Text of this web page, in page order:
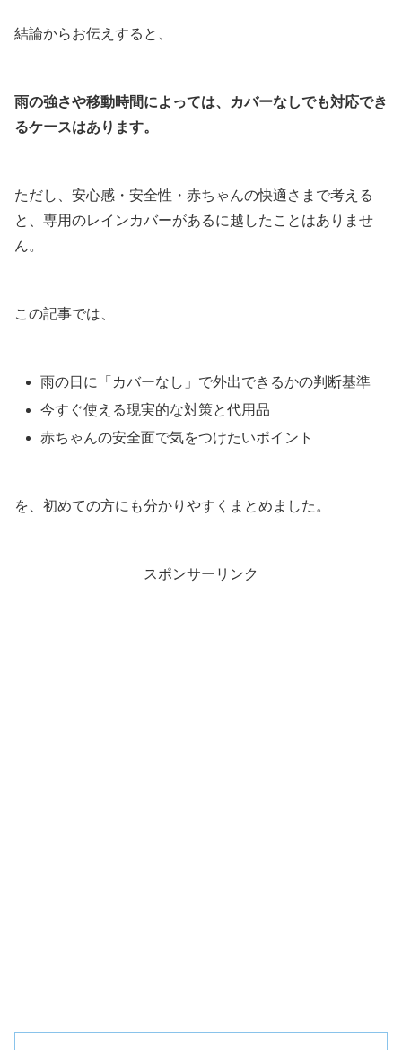
結論からお伝えすると、
雨の強さや移動時間によっては、カバーなしでも対応でき
るケースはあります。
ただし、安心感・安全性・赤ちゃんの快適さまで考える
と、専用のレインカバーがあるに越したことはありませ
ん。
この記事では、
雨の日に「カバーなし」で外出できるかの判断基準
今すぐ使える現実的な対策と代用品
赤ちゃんの安全面で気をつけたいポイント
を、初めての方にも分かりやすくまとめました。
スポンサーリンク